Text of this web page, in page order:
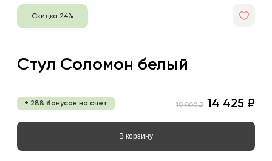
Скидка 24%
Стул Соломон белый
+ 288 бонусов на счет 19 000 ₽ 14 425 ₽
В корзину